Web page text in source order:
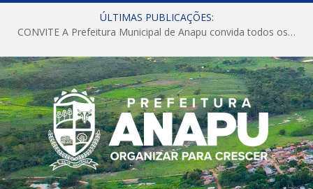
ÚLTIMAS PUBLICAÇÕES:
CONVITE A Prefeitura Municipal de Anapu convida todos os servidores públicos municipais para participarem da Audiência Pública de discussão da Lei de Diretrizes Orçamentárias (LDO), importante instrumento de planejamento das ações e investimentos da Administração Pública para o próximo exercício financeiro.